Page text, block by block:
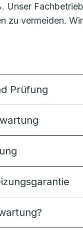
Unser
zu vermeiden.
Prüfung